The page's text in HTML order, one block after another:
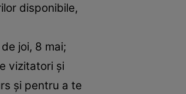
disponibile,
joi, 8 mai;
vizitatori și
și pentru a te